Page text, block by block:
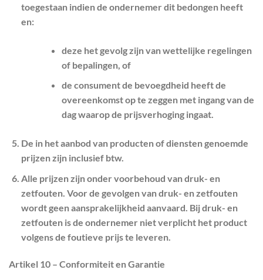
toegestaan indien de ondernemer dit bedongen heeft
en:
deze het gevolg zijn van wettelijke regelingen
of bepalingen, of
de consument de bevoegdheid heeft de
overeenkomst op te zeggen met ingang van de
dag waarop de prijsverhoging ingaat.
De in het aanbod van producten of diensten genoemde
prijzen zijn inclusief btw.
Alle prijzen zijn onder voorbehoud van druk- en
zetfouten. Voor de gevolgen van druk- en zetfouten
wordt geen aansprakelijkheid aanvaard. Bij druk- en
zetfouten is de ondernemer niet verplicht het product
volgens de foutieve prijs te leveren.
Artikel 10 – Conformiteit en Garantie